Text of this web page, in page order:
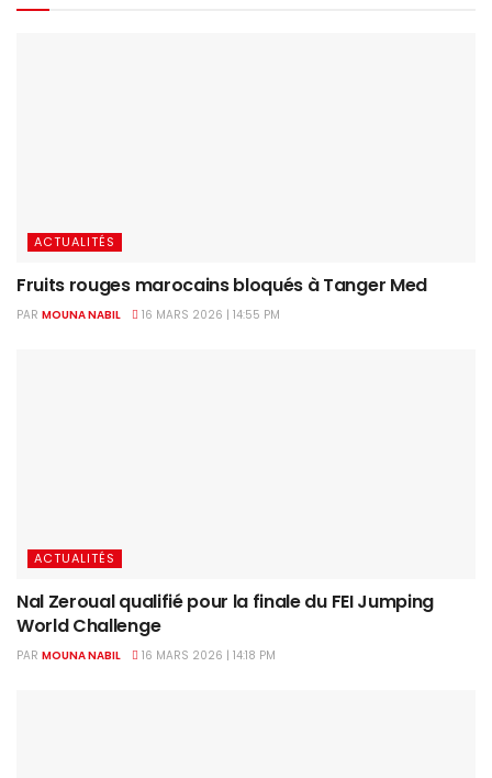
ACTUALITÉS
Fruits rouges marocains bloqués à Tanger Med
PAR MOUNA NABIL 16 MARS 2026 | 14:55 PM
ACTUALITÉS
Nal Zeroual qualifié pour la finale du FEI Jumping
World Challenge
PAR MOUNA NABIL 16 MARS 2026 | 14:18 PM